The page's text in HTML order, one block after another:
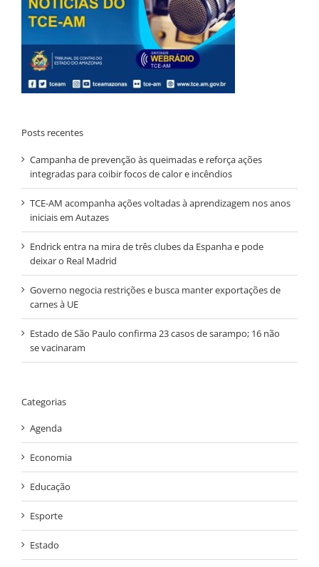
Posts recentes
Campanha de prevenção às queimadas e reforça ações
integradas para coibir focos de calor e incêndios
TCE-AM acompanha ações voltadas à aprendizagem nos anos
iniciais em Autazes
Endrick entra na mira de três clubes da Espanha e pode
deixar o Real Madrid
Governo negocia restrições e busca manter exportações de
carnes à UE
Estado de São Paulo confirma 23 casos de sarampo; 16 não
se vacinaram
Categorias
Agenda
Economia
Educação
Esporte
Estado